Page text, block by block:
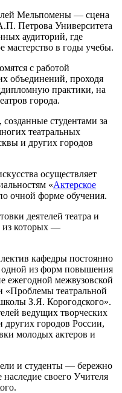
Мельпомены — сцена
Петрова Университета
аудиторий, где
мастерство в годы учебы.
с работой
объединений, проходя
практики, на
города.
студентами за
театральных
и других городов
осуществляет
«Актерское
очной форме обучения.
деятелей театра и
из которых —
кафедры постоянно
одной из форм повышения
ежегодной межвузовской
«Проблемы театральной
З.Я. Корогодского».
ведущих творческих
городов России,
молодых актеров и
и студенты — бережно
своего Учителя